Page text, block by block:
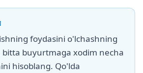
foydasini o'lchashning
bitta buyurtmaga xodim necha
hisoblang. Qo'lda